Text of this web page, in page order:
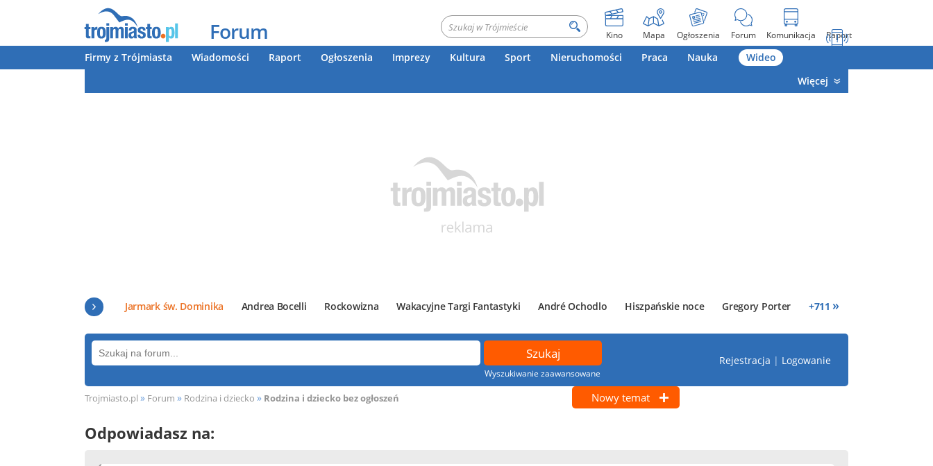
Forum Kino Mapa Ogłoszenia Forum Komunikacja Raport
Firmy z Trójmiasta Wiadomości Raport Ogłoszenia Imprezy Kultura Sport Nieruchomości Praca Nauka
Wideo
Więcej
Jarmark św. Dominika Andrea Bocelli Rockowizna Wakacyjne Targi Fantastyki André Ochodlo Hiszpańskie noce Gregory Porter +711 »
Wyszukiwanie zaawansowane
Rejestracja | Logowanie
Trojmiasto.pl » Forum » Rodzina i dziecko » Rodzina i dziecko bez ogłoszeń Nowy temat
Odpowiadasz na: